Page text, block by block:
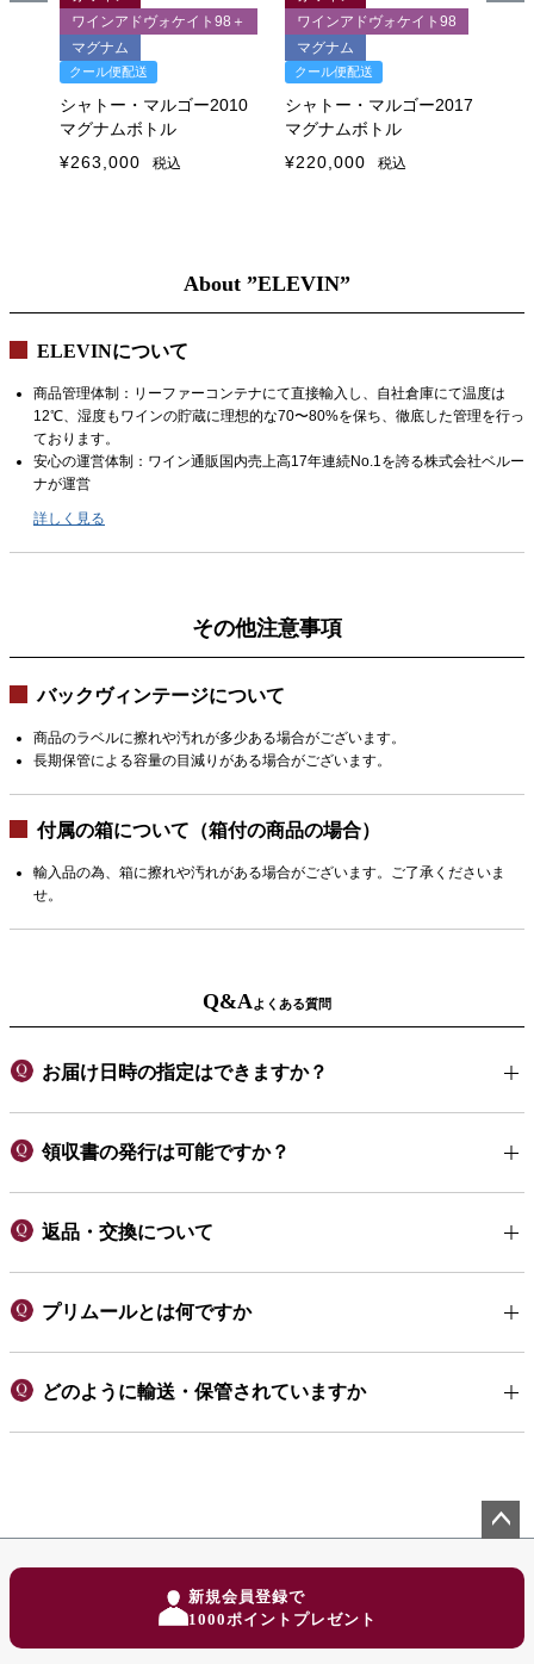
ワインアドヴォケイト98＋
マグナム
クール便配送
シャトー・マルゴー2010
マグナムボトル
¥263,000 税込
ワインアドヴォケイト98
マグナム
クール便配送
シャトー・マルゴー2017
マグナムボトル
¥220,000 税込
About ”ELEVIN”
ELEVINについて
商品管理体制：リーファーコンテナにて直接輸入し、自社倉庫にて温度は
12℃、湿度もワインの貯蔵に理想的な70〜80%を保ち、徹底した管理を行っ
ております。
安心の運営体制：ワイン通販国内売上高17年連続No.1を誇る株式会社ベルー
ナが運営
詳しく見る
その他注意事項
バックヴィンテージについて
商品のラベルに擦れや汚れが多少ある場合がございます。
長期保管による容量の目減りがある場合がございます。
付属の箱について（箱付の商品の場合）
輸入品の為、箱に擦れや汚れがある場合がございます。ご了承くださいま
せ。
Q&Aよくある質問
お届け日時の指定はできますか？
領収書の発行は可能ですか？
返品・交換について
プリムールとは何ですか
どのように輸送・保管されていますか
新規会員登録で
1000ポイントプレゼント